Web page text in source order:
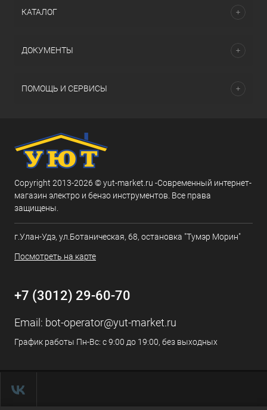
КАТАЛОГ
ДОКУМЕНТЫ
ПОМОЩЬ И СЕРВИСЫ
Copyright 2013-2026 © yut-market.ru -Современный интернет-
магазин электро и бензо инструментов. Все права
защищены.
г.Улан-Удэ, ул.Ботаническая, 68, остановка "Тумэр Морин"
Посмотреть на карте
+7 (3012) 29-60-70
Email: bot-operator@yut-market.ru
График работы Пн-Вс: с 9:00 до 19:00, без выходных